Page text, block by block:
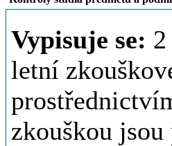
Vypisuje se:
letní
zkouškou